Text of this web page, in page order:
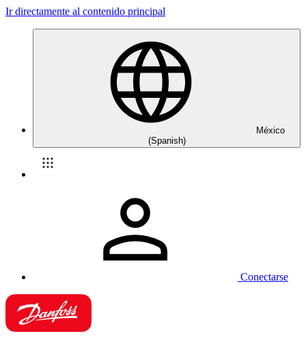
Ir directamente al contenido principal
México
(Spanish)
Conectarse